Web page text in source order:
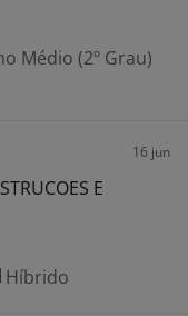
Médio (2º Grau)
16 jun
E
Híbrido